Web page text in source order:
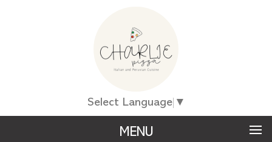
Select Language ▼
MENU